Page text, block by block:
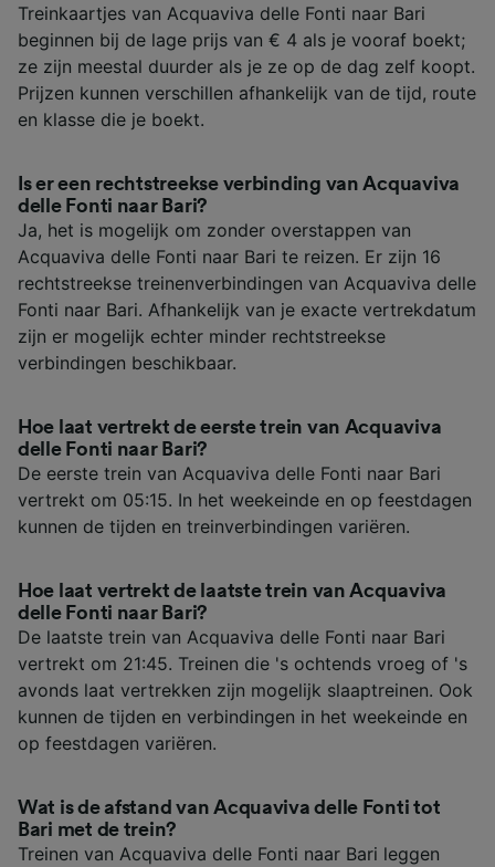
Treinkaartjes van Acquaviva delle Fonti naar Bari
beginnen bij de lage prijs van € 4 als je vooraf boekt;
ze zijn meestal duurder als je ze op de dag zelf koopt.
Prijzen kunnen verschillen afhankelijk van de tijd, route
en klasse die je boekt.
Is er een rechtstreekse verbinding van Acquaviva
delle Fonti naar Bari?
Ja, het is mogelijk om zonder overstappen van
Acquaviva delle Fonti naar Bari te reizen. Er zijn 16
rechtstreekse treinenverbindingen van Acquaviva delle
Fonti naar Bari. Afhankelijk van je exacte vertrekdatum
zijn er mogelijk echter minder rechtstreekse
verbindingen beschikbaar.
Hoe laat vertrekt de eerste trein van Acquaviva
delle Fonti naar Bari?
De eerste trein van Acquaviva delle Fonti naar Bari
vertrekt om 05:15. In het weekeinde en op feestdagen
kunnen de tijden en treinverbindingen variëren.
Hoe laat vertrekt de laatste trein van Acquaviva
delle Fonti naar Bari?
De laatste trein van Acquaviva delle Fonti naar Bari
vertrekt om 21:45. Treinen die 's ochtends vroeg of 's
avonds laat vertrekken zijn mogelijk slaaptreinen. Ook
kunnen de tijden en verbindingen in het weekeinde en
op feestdagen variëren.
Wat is de afstand van Acquaviva delle Fonti tot
Bari met de trein?
Treinen van Acquaviva delle Fonti naar Bari leggen